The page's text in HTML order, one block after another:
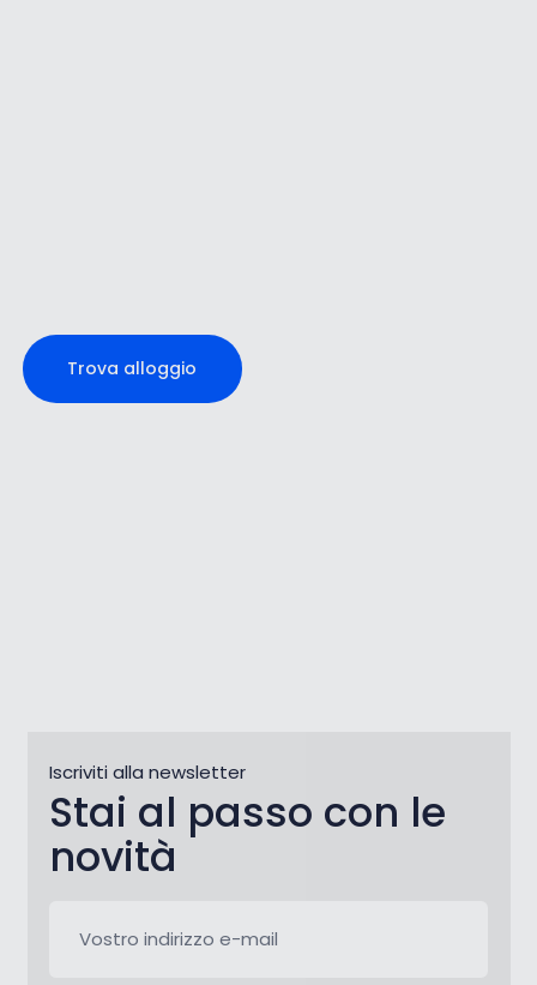
Trova alloggio
Iscriviti alla newsletter
Stai al passo con le
novità